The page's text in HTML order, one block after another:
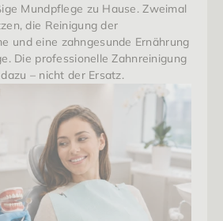
Mundpflege zu Hause. Zweimal
die Reinigung der
und eine zahngesunde Ernährung
Die professionelle Zahnreinigung
– nicht der Ersatz.